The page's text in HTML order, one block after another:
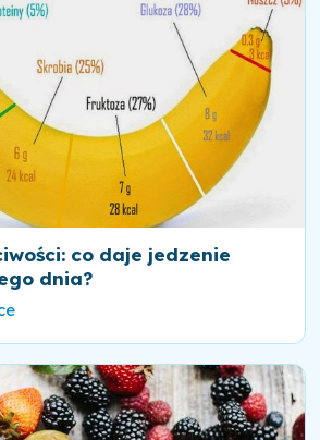
co daje jedzenie
dnia?